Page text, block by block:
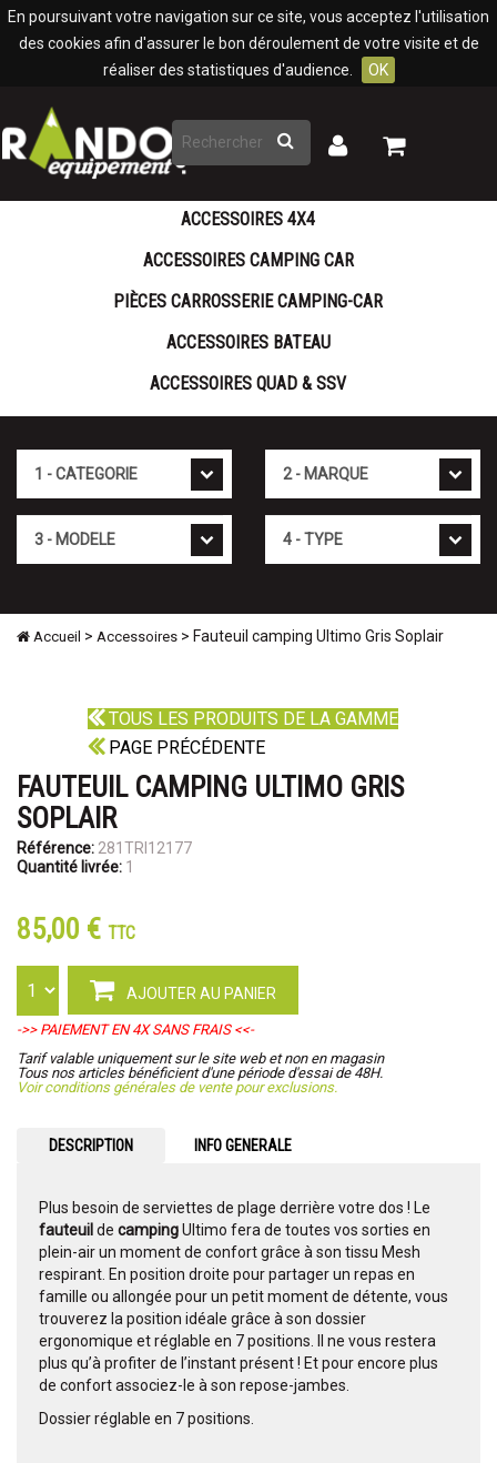
En poursuivant votre navigation sur ce site, vous acceptez l'utilisation
des cookies afin d'assurer le bon déroulement de votre visite et de
réaliser des statistiques d'audience.
OK
Rechercher
Mon
Mon
ACCESSOIRES 4X4
ACCESSOIRES CAMPING CAR
PIÈCES CARROSSERIE CAMPING-CAR
ACCESSOIRES BATEAU
ACCESSOIRES QUAD & SSV
Accueil > Accessoires > Fauteuil camping Ultimo Gris Soplair
TOUS LES PRODUITS DE LA GAMME
PAGE PRÉCÉDENTE
FAUTEUIL CAMPING ULTIMO GRIS
SOPLAIR
Référence: 281TRI12177
Quantité livrée: 1
85,00 € TTC
AJOUTER AU PANIER
->> PAIEMENT EN 4X SANS FRAIS <<-
Tarif valable uniquement sur le site web et non en magasin
Tous nos articles bénéficient d'une période d'essai de 48H.
Voir conditions générales de vente pour exclusions.
DESCRIPTION INFO GENERALE
Plus besoin de serviettes de plage derrière votre dos ! Le
fauteuil de campingUltimo fera de toutes vos sorties en
plein-air un moment de confort grâce à son tissu Mesh
respirant. En position droite pour partager un repas en
famille ou allongée pour un petit moment de détente, vous
trouverez la position idéale grâce à son dossier
ergonomique et réglable en 7 positions. Il ne vous restera
plus qu’à profiter de l’instant présent ! Et pour encore plus
de confort associez-le à son repose-jambes.
Dossier réglable en 7 positions.
Panneau de gestion des cookies